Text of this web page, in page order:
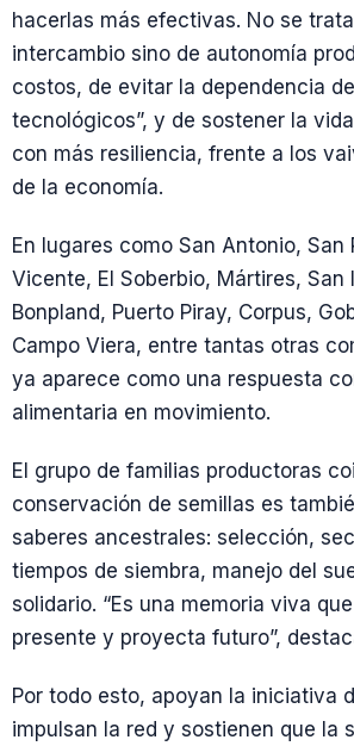
hacerlas más efectivas. No se
intercambio sino de autonomía
costos, de evitar la dependencia
tecnológicos”, y de sostener la
con más resiliencia, frente a los
de la economía.
En lugares como San Antonio, San
Vicente, El Soberbio, Mártires, San
Bonpland, Puerto Piray, Corpus,
Campo Viera, entre tantas otras
ya aparece como una respuesta
alimentaria en movimiento.
El grupo de familias productoras
conservación de semillas es
saberes ancestrales: selección,
tiempos de siembra, manejo del
solidario. “Es una memoria viva
presente y proyecta futuro”,
Por todo esto, apoyan la iniciativa
impulsan la red y sostienen que la